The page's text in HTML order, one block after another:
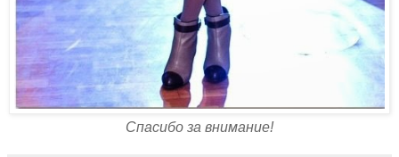
Спасибо за внимание!